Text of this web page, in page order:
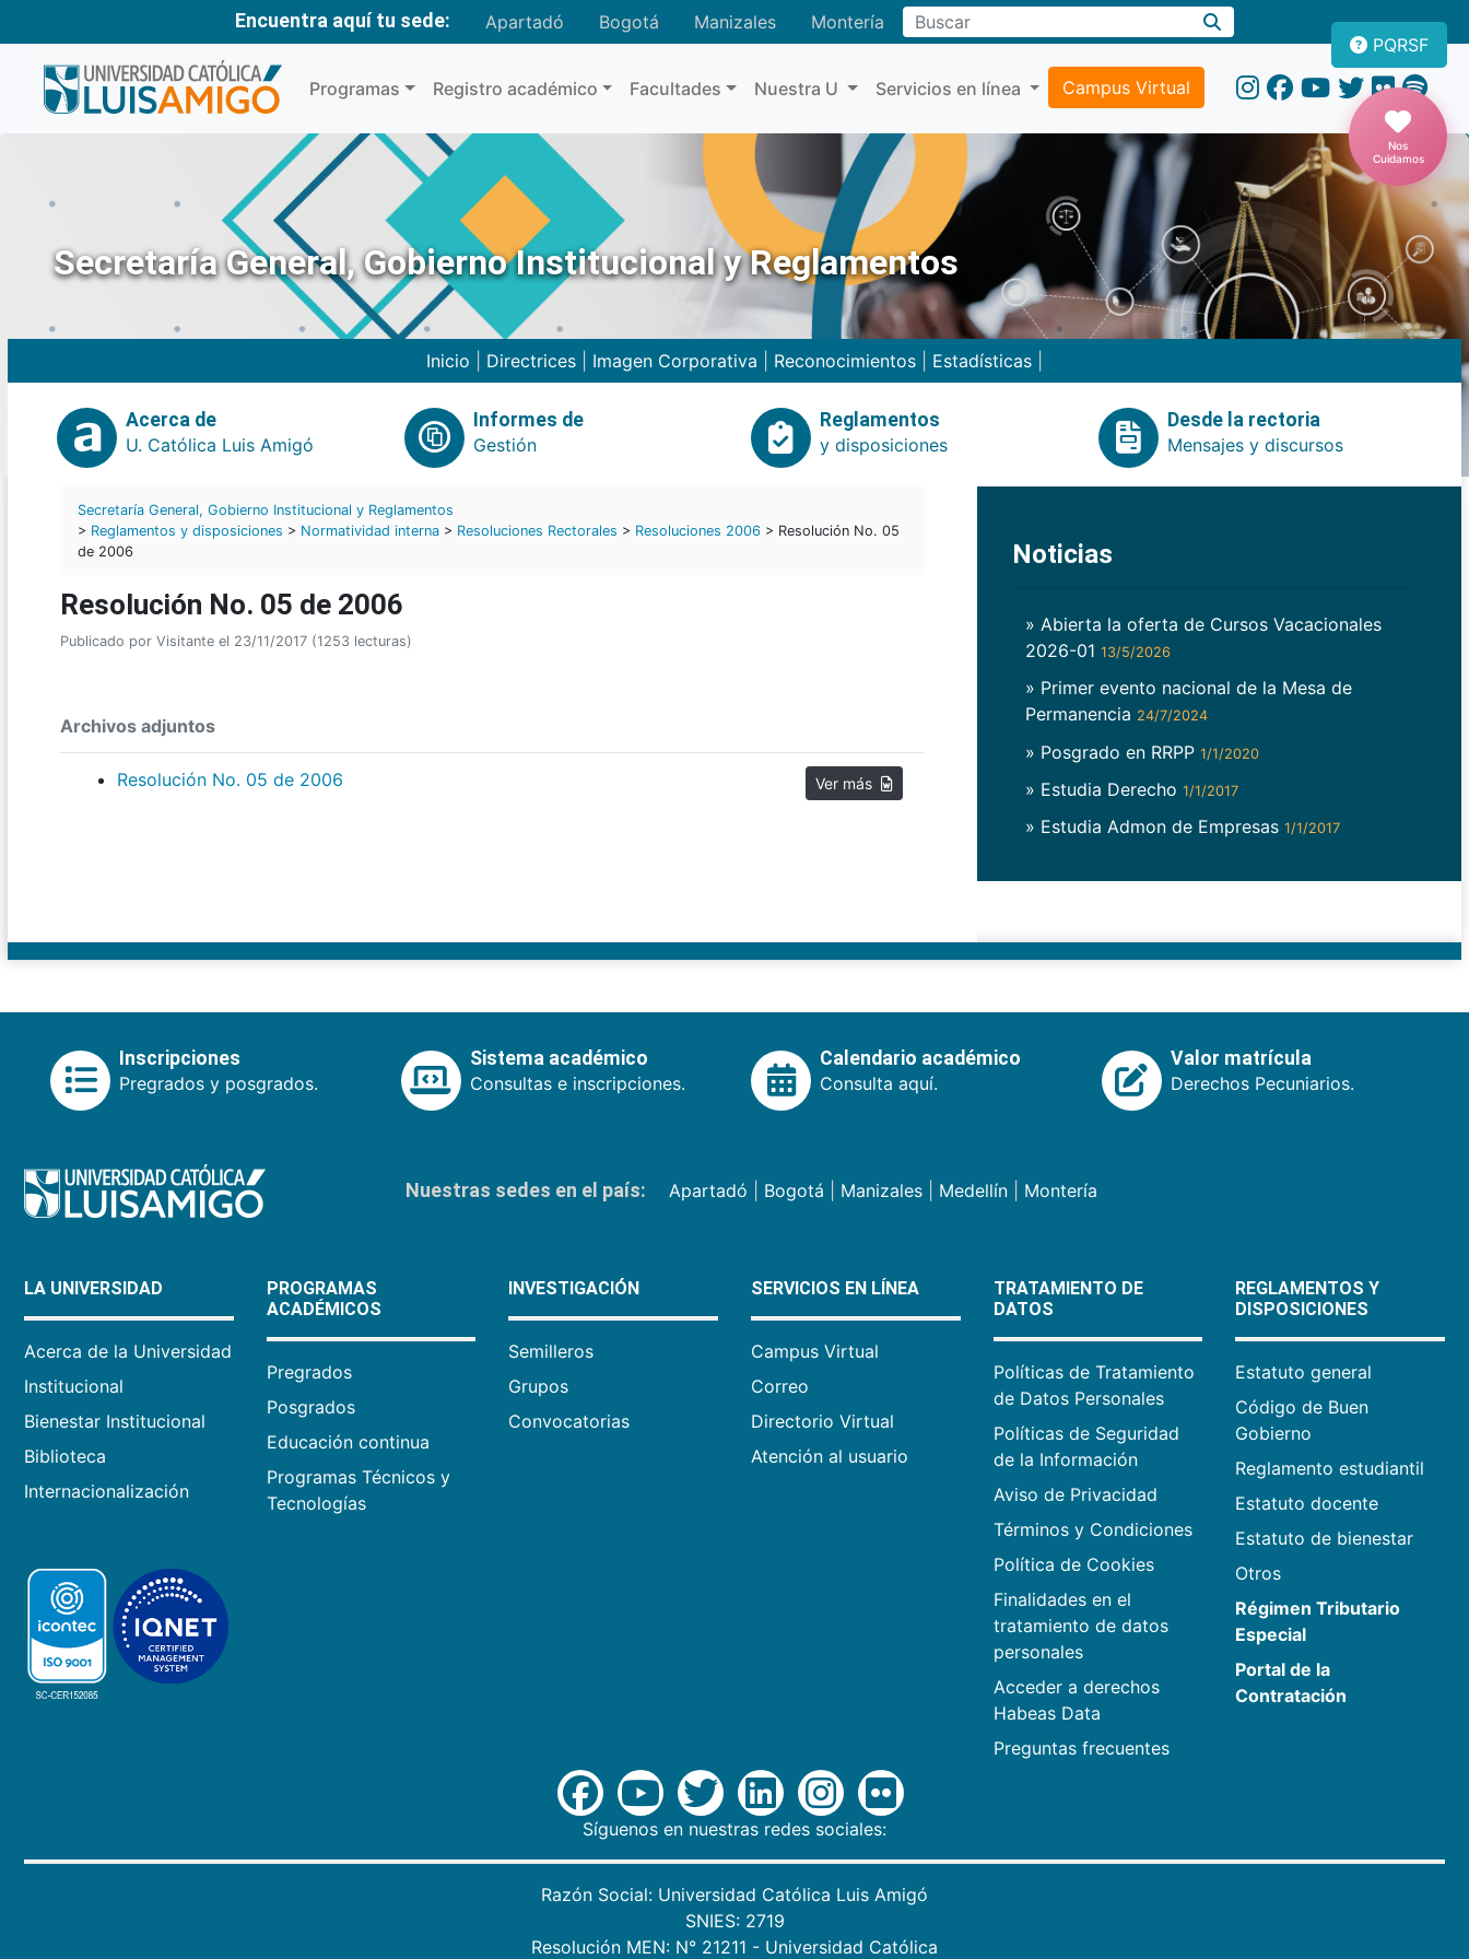
Encuentra aquí tu sede: Apartadó Bogotá Manizales MonteríaBuscar
Programas Registro académico Facultades Nuestra U Servicios en línea Campus Virtual
PQRSF
Nos
Cuidamos
Secretaría General, Gobierno Institucional y Reglamentos
Inicio Directrices Imagen Corporativa Reconocimientos Estadísticas
Acerca de
U. Católica Luis Amigó
Informes de
Gestión
Reglamentos
y disposiciones
Desde la rectoria
Mensajes y discursos
Secretaría General, Gobierno Institucional y Reglamentos
> Reglamentos y disposiciones > Normatividad interna > Resoluciones Rectorales > Resoluciones 2006 > Resolución No. 05
de 2006
Resolución No. 05 de 2006
Publicado por Visitante el 23/11/2017 (1253 lecturas)
Archivos adjuntos
Resolución No. 05 de 2006
Noticias
» Abierta la oferta de Cursos Vacacionales
2026-01 13/5/2026
» Primer evento nacional de la Mesa de
Permanencia 24/7/2024
» Posgrado en RRPP 1/1/2020
» Estudia Derecho 1/1/2017
» Estudia Admon de Empresas 1/1/2017
Inscripciones
Pregrados y posgrados.
Sistema académico
Consultas e inscripciones.
Calendario académico
Consulta aquí.
Valor matrícula
Derechos Pecuniarios.
Nuestras sedes en el país: Apartadó Bogotá Manizales| Medellín| Montería
LA UNIVERSIDAD
Acerca de la Universidad
Institucional
Bienestar Institucional
Biblioteca
Internacionalización
PROGRAMAS
ACADÉMICOS
Pregrados
Posgrados
Educación continua
Programas Técnicos y
Tecnologías
INVESTIGACIÓN
Semilleros
Grupos
Convocatorias
SERVICIOS EN LÍNEA
Campus Virtual
Correo
Directorio Virtual
Atención al usuario
TRATAMIENTO DE
DATOS
Políticas de Tratamiento
de Datos Personales
Políticas de Seguridad
de la Información
Aviso de Privacidad
Términos y Condiciones
Política de Cookies
Finalidades en el
tratamiento de datos
personales
Acceder a derechos
Habeas Data
Preguntas frecuentes
REGLAMENTOS Y
DISPOSICIONES
Estatuto general
Código de Buen
Gobierno
Reglamento estudiantil
Estatuto docente
Estatuto de bienestar
Otros
Régimen Tributario
Especial
Portal de la
Contratación
Síguenos en nuestras redes sociales:
Razón Social: Universidad Católica Luis Amigó
SNIES: 2719
Resolución MEN: N° 21211 - Universidad Católica